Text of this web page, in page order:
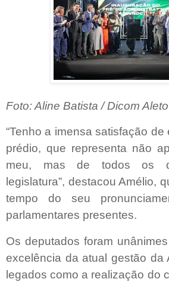
Foto: Aline Batista / Dicom Aleto
“Tenho a imensa satisfação
prédio, que representa não
meu, mas de todos os
legislatura”, destacou Amélio,
tempo do seu
parlamentares presentes.
Os deputados foram
excelência da atual gestão da
legados como a realização do